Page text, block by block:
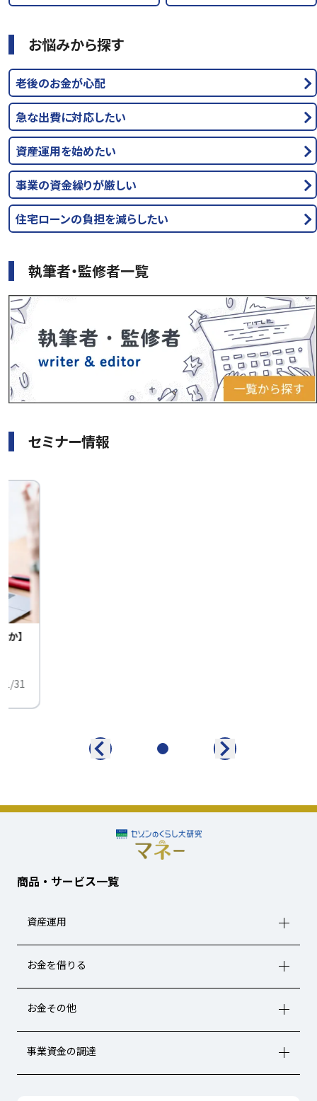
お悩みから探す
老後のお金が心配
急な出費に対応したい
資産運用を始めたい
事業の資金繰りが厳しい
住宅ローンの負担を減らしたい
執筆者・監修者一覧
セミナー情報
か】
31
商品・サービス一覧
資産運用
お金を借りる
お金その他
事業資金の調達